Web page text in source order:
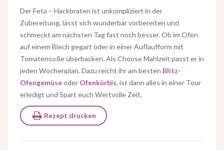
Der Feta – Hackbraten ist unkompliziert in der
Zubereitung, lässt sich wunderbar vorbereiten und
schmeckt am nächsten Tag fast noch besser. Ob im Ofen
auf einem Blech gegart oder in einer Auflaufform mit
Tomatensoße überbacken. Als Choose Mahlzeit passt er in
jeden Wochenplan. Dazu reicht ihr am besten Blitz-
Ofengemüseoder Ofenkürbis, ist dann alles in einer Tour
erledigt und Spart euch Wertvolle Zeit.
Rezept drucken